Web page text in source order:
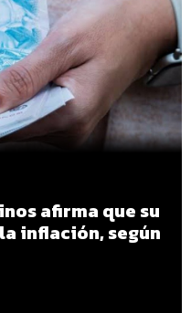
afirma que su
inflación, según